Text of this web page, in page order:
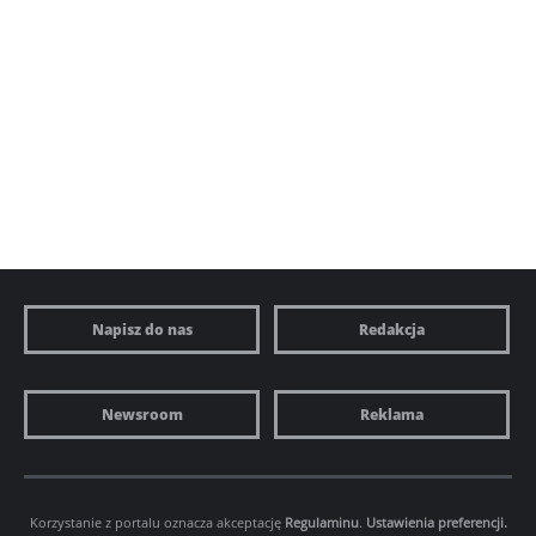
Napisz do nas Redakcja
Newsroom Reklama
Korzystanie z portalu oznacza akceptację Regulaminu. Ustawienia preferencji.